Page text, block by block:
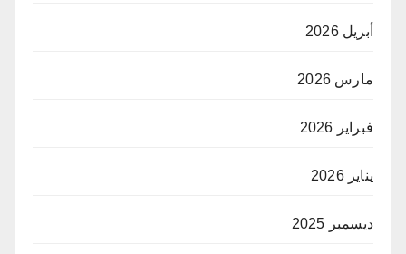
أبريل 2026
مارس 2026
فبراير 2026
يناير 2026
ديسمبر 2025